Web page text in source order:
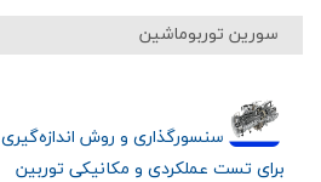
سورین توربوماشین
سنسورگذاری و روش اندازه‌گیری
برای تست‌ عملکردی و مکانیکی توربین